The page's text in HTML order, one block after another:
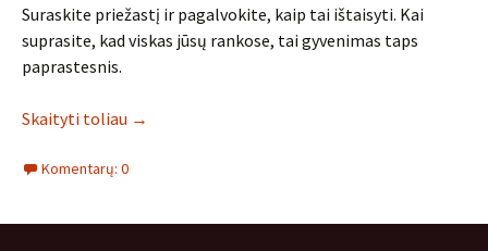
Suraskite priežastį ir pagalvokite, kaip tai ištaisyti. Kai
suprasite, kad viskas jūsų rankose, tai gyvenimas taps
paprastesnis.
Skaityti toliau →
Komentarų: 0